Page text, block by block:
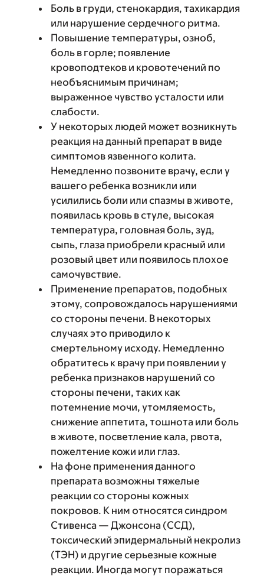
Боль в груди, стенокардия, тахикардия
или нарушение сердечного ритма.
Повышение температуры, озноб,
боль в горле; появление
кровоподтеков и кровотечений по
необъяснимым причинам;
выраженное чувство усталости или
слабости.
У некоторых людей может возникнуть
реакция на данный препарат в виде
симптомов язвенного колита.
Немедленно позвоните врачу, если у
вашего ребенка возникли или
усилились боли или спазмы в животе,
появилась кровь в стуле, высокая
температура, головная боль, зуд,
сыпь, глаза приобрели красный или
розовый цвет или появилось плохое
самочувствие.
Применение препаратов, подобных
этому, сопровождалось нарушениями
со стороны печени. В некоторых
случаях это приводило к
смертельному исходу. Немедленно
обратитесь к врачу при появлении у
ребенка признаков нарушений со
стороны печени, таких как
потемнение мочи, утомляемость,
снижение аппетита, тошнота или боль
в животе, посветление кала, рвота,
пожелтение кожи или глаз.
На фоне применения данного
препарата возможны тяжелые
реакции со стороны кожных
покровов. К ним относятся синдром
Стивенса — Джонсона (ССД),
токсический эпидермальный некролиз
(ТЭН) и другие серьезные кожные
реакции. Иногда могут поражаться